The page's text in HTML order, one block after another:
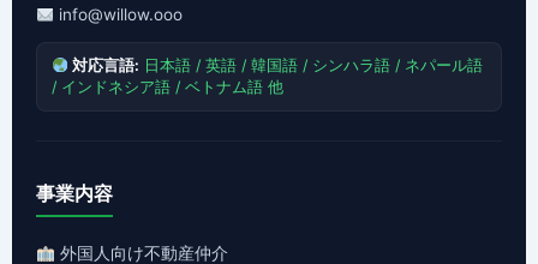
info@willow.ooo
対応言語: 日本語 / 英語 / 韓国語 / シンハラ語 / ネパール語
/ インドネシア語 / ベトナム語 他
事業内容
外国人向け不動産仲介